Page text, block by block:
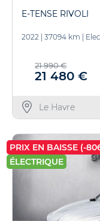
E-TENSE RIVOLI
2022 37094 km
21 990 €
21 480 €
Le Havre
PRIX EN BAISSE (-
ÉLECTRIQUE